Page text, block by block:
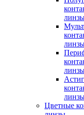
Цветные